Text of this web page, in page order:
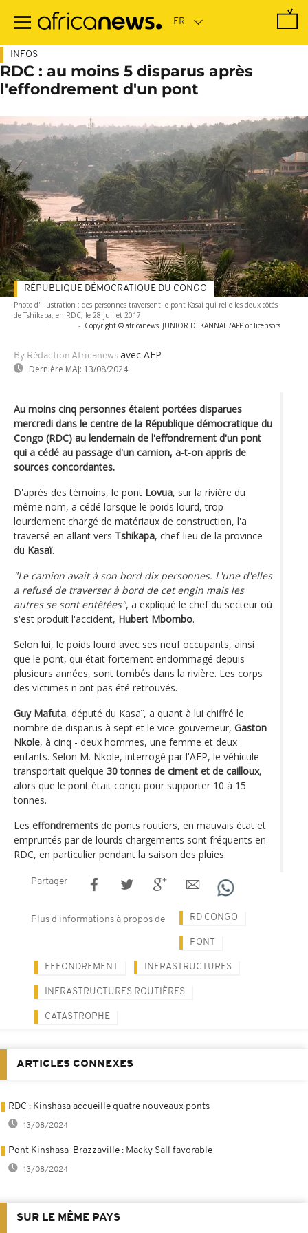
contenu
INFOS
RDC : au moins 5 disparus après
l'effondrement d'un pont
Photo d'illustration : des personnes traversent le pont Kasai qui relie les deux côtés
de Tshikapa, en RDC, le 28 juillet 2017
- Copyright © africanews JUNIOR D. KANNAH/AFP or licensors
By Rédaction Africanews avec AFP
Dernière MAJ: 13/08/2024
RÉPUBLIQUE DÉMOCRATIQUE DU CONGO
Au moins cinq personnes étaient portées disparues
mercredi dans le centre de la République démocratique du
Congo (RDC) au lendemain de l'effondrement d'un pont
qui a cédé au passage d'un camion, a-t-on appris de
sources concordantes.
D'après des témoins, le pont Lovua, sur la rivière du
même nom, a cédé lorsque le poids lourd, trop
lourdement chargé de matériaux de construction, l'a
traversé en allant vers Tshikapa, chef-lieu de la province
du Kasaï.
"Le camion avait à son bord dix personnes. L'une d'elles
a refusé de traverser à bord de cet engin mais les
autres se sont entêtées", a expliqué le chef du secteur où
s'est produit l'accident, Hubert Mbombo.
Selon lui, le poids lourd avec ses neuf occupants, ainsi
que le pont, qui était fortement endommagé depuis
plusieurs années, sont tombés dans la rivière. Les corps
des victimes n'ont pas été retrouvés.
Guy Mafuta, député du Kasaï, a quant à lui chiffré le
nombre de disparus à sept et le vice-gouverneur, Gaston
Nkole, à cinq - deux hommes, une femme et deux
enfants. Selon M. Nkole, interrogé par l'AFP, le véhicule
transportait quelque 30 tonnes de ciment et de cailloux,
alors que le pont était conçu pour supporter 10 à 15
tonnes.
Les effondrements de ponts routiers, en mauvais état et
empruntés par de lourds chargements sont fréquents en
RDC, en particulier pendant la saison des pluies.
Partager
Plus d'informations à propos de RD CONGO
PONT
EFFONDREMENT INFRASTRUCTURES
INFRASTRUCTURES ROUTIÈRES
CATASTROPHE
ARTICLES CONNEXES
RDC : Kinshasa accueille quatre nouveaux ponts
13/08/2024
Pont Kinshasa-Brazzaville : Macky Sall favorable
13/08/2024
SUR LE MÊME PAYS